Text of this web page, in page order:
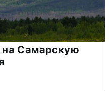
на Самарскую